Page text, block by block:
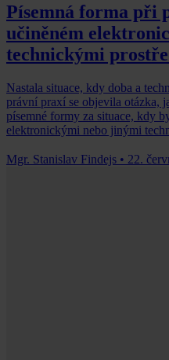
Písemná forma při
učiněném
technickými
Nastala situace, kdy doba a
právní praxí se objevila otázka,
písemné formy za situace, kdy
elektronickými nebo jinými
Mgr. Stanislav Findejs • 22.